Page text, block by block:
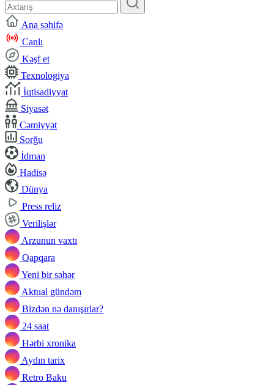
Ana səhifə
Canlı
Kəşf et
Texnologiya
İqtisadiyyat
Siyasət
Cəmiyyət
Sorğu
İdman
Hadisə
Dünya
Press reliz
Verilişlər
Arzunun vaxtı
Qapqara
Yeni bir səhər
Aktual gündəm
Bizdən nə danışırlar?
24 saat
Hərbi xronika
Aydın tarix
Retro Baku